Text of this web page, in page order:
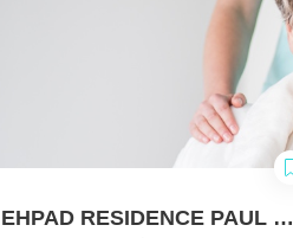
EHPAD RESIDENCE PAUL HERNOT